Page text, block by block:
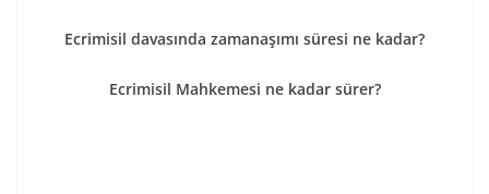
Ecrimisil davasında zamanaşımı süresi ne kadar?
Ecrimisil Mahkemesi ne kadar sürer?